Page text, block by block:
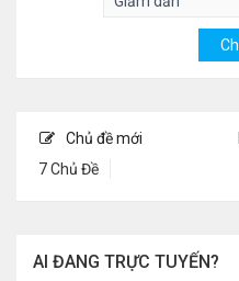
Chủ đề mới
7 Chủ Đề
AI ĐANG TRỰC TUYẾN?